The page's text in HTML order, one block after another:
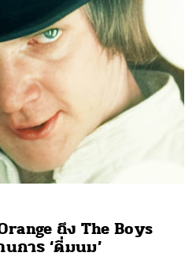
ถึง The Boys
การ ‘ดื่มนม’